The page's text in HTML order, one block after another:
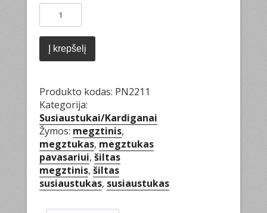
kiekis:
Šiltas
pončas
Į krepšelį
Produkto kodas: PN2211
Kategorija:
Susiaustukai/Kardiganai
Žymos: megztinis,
megztukas, megztukas
pavasariui,šiltas
megztinis,šiltas
susiaustukas, susiaustukas